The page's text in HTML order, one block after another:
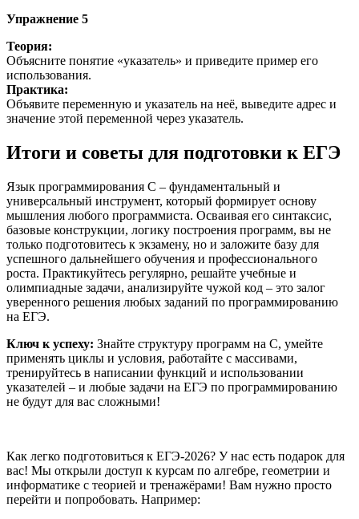
Упражнение 5
Теория:
Объясните понятие «указатель» и приведите пример его
использования.
Практика:
Объявите переменную и указатель на неё, выведите адрес и
значение этой переменной через указатель.
Итоги и советы для подготовки к ЕГЭ
Язык программирования С – фундаментальный и
универсальный инструмент, который формирует основу
мышления любого программиста. Осваивая его синтаксис,
базовые конструкции, логику построения программ, вы не
только подготовитесь к экзамену, но и заложите базу для
успешного дальнейшего обучения и профессионального
роста. Практикуйтесь регулярно, решайте учебные и
олимпиадные задачи, анализируйте чужой код – это залог
уверенного решения любых заданий по программированию
на ЕГЭ.
Ключ к успеху: Знайте структуру программ на С, умейте
применять циклы и условия, работайте с массивами,
тренируйтесь в написании функций и использовании
указателей – и любые задачи на ЕГЭ по программированию
не будут для вас сложными!
Как легко подготовиться к ЕГЭ-2026? У нас есть подарок для
вас! Мы открыли доступ к курсам по алгебре, геометрии и
информатике с теорией и тренажёрами! Вам нужно просто
перейти и попробовать. Например: